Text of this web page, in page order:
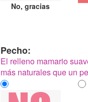
No, gracias
Pecho:
El relleno mamario
más naturales que un